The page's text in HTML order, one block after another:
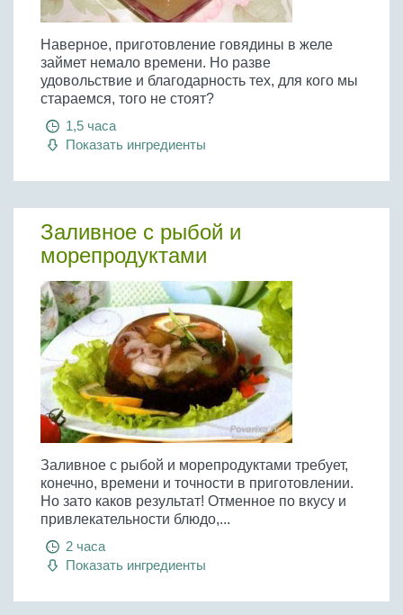
Наверное, приготовление говядины в желе
займет немало времени. Но разве
удовольствие и благодарность тех, для кого мы
стараемся, того не стоят?
1,5 часа
Показать ингредиенты
Заливное с рыбой и
морепродуктами
Заливное с рыбой и морепродуктами требует,
конечно, времени и точности в приготовлении.
Но зато каков результат! Отменное по вкусу и
привлекательности блюдо,...
2 часа
Показать ингредиенты